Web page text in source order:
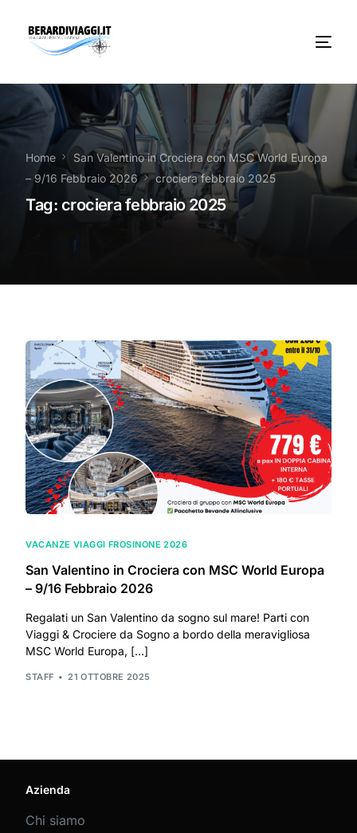
Home
San Valentino in Crociera con MSC World Europa
– 9/16 Febbraio 2026
crociera febbraio 2025
Tag: crociera febbraio 2025
VACANZE VIAGGI FROSINONE 2026
San Valentino in Crociera con MSC World Europa
– 9/16 Febbraio 2026
Regalati un San Valentino da sogno sul mare! Parti con
Viaggi & Crociere da Sogno a bordo della meravigliosa
MSC World Europa, […]
STAFF 21 OTTOBRE 2025
Azienda
Chi siamo
Chi Siamo
Noleggio
Autobus servizi
Vacanze Viaggi Frosinone